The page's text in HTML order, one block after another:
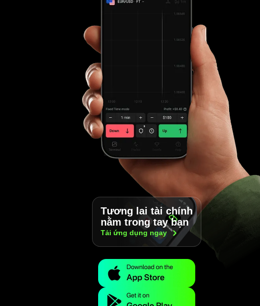
Tương lai tài chính
nằm trong tay bạn
Tải ứng dụng ngay